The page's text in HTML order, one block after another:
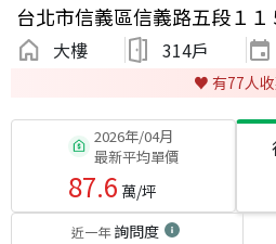
台北市信義區信義路五段１１
大樓 314戶
♥️ 有77人
2026年/04月
最新平均單價
87.6 萬/坪
近一年詢問度